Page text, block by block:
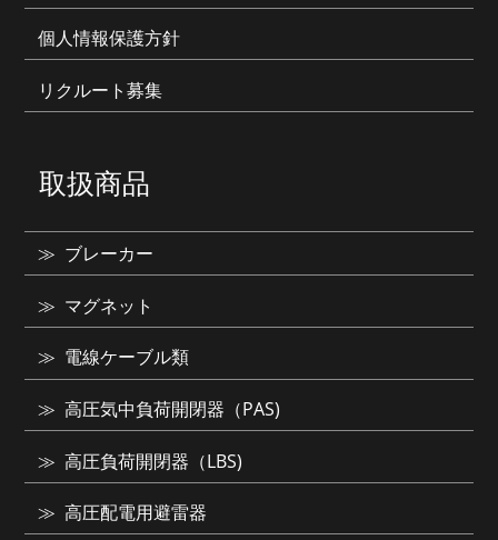
個人情報保護方針
リクルート募集
取扱商品
ブレーカー
マグネット
電線ケーブル類
高圧気中負荷開閉器（PAS)
高圧負荷開閉器（LBS)
高圧配電用避雷器